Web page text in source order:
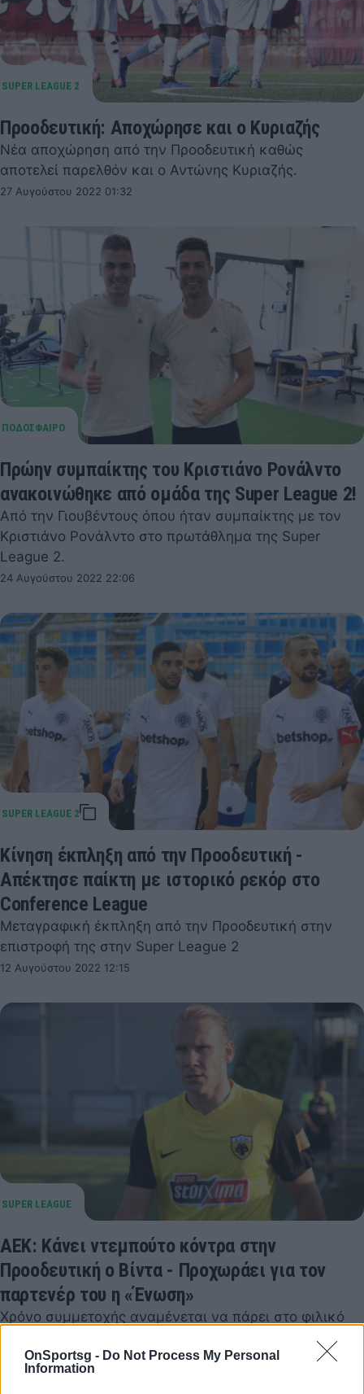
OnSportsg - Do Not Process My Personal
Information
Προοδευτική: Αποχώρησε και ο Κυριαζής
Νέα αποχώρηση από την Προοδευτική καθώς
αποτελεί παρελθόν και ο Αντώνης Κυριαζής.
27 Αυγούστου 2022 01:32
Πρώην συμπαίκτης του Κριστιάνο Ρονάλντο
ανακοινώθηκε από ομάδα της Super League 2!
Από την Γιουβέντους όπου ήταν συμπαίκτης με τον
Κριστιάνο Ρονάλντο στο πρωτάθλημα της Super
League 2.
24 Αυγούστου 2022 22:06
Κίνηση έκπληξη από την Προοδευτική -
Απέκτησε παίκτη με ιστορικό ρεκόρ στο
Conference League
Μεταγραφική έκπληξη από την Προοδευτική στην
επιστροφή της στην Super League 2
12 Αυγούστου 2022 12:15
ΑΕΚ: Κάνει ντεμπούτο κόντρα στην
Προοδευτική ο Βίντα - Προχωράει για τον
παρτενέρ του η «Ένωση»
Χρόνο συμμετοχής αναμένεται να πάρει στο φιλικό
Βίντα για λογαριασμό της ΑΕΚ